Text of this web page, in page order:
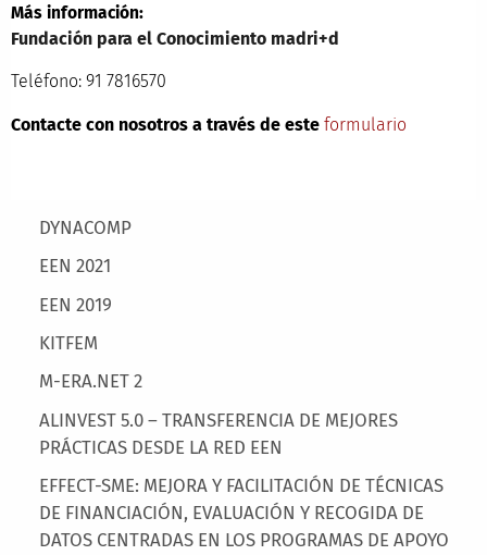
Main menu
DYNACOMP
EEN 2021
EEN 2019
KITFEM
M-ERA.NET 2
ALINVEST 5.0 – TRANSFERENCIA DE MEJORES
PRÁCTICAS DESDE LA RED EEN
EFFECT-SME: MEJORA Y FACILITACIÓN DE TÉCNICAS
DE FINANCIACIÓN, EVALUACIÓN Y RECOGIDA DE
DATOS CENTRADAS EN LOS PROGRAMAS DE APOYO
Más información:
Fundación para el Conocimiento madri+d
Teléfono: 91 7816570
Contacte con nosotros a través de este formulario